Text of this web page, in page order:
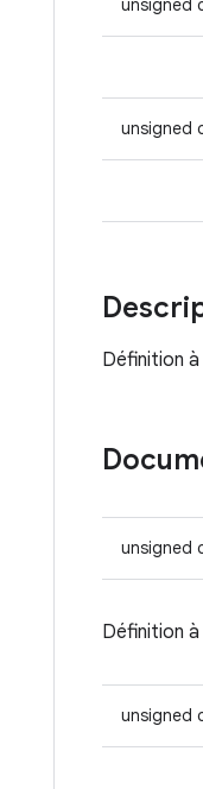
unsigned
unsigned
Définition à
unsigned
Définition à
unsigned